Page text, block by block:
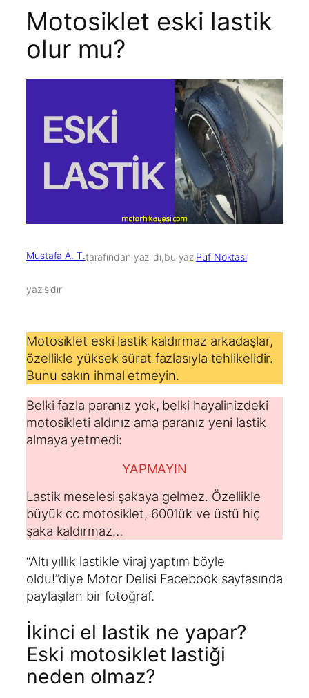
Motosiklet eski lastik
olur mu?
Mustafa A. T.tarafından yazıldı,bu yazıPüf Noktası
yazısıdır
Motosiklet eski lastik kaldırmaz arkadaşlar,
özellikle yüksek sürat fazlasıyla tehlikelidir.
Bunu sakın ihmal etmeyin.
Belki fazla paranız yok, belki hayalinizdeki
motosikleti aldınız ama paranız yeni lastik
almaya yetmedi:
YAPMAYIN
Lastik meselesi şakaya gelmez. Özellikle
büyük cc motosiklet, 600’lük ve üstü hiç
şaka kaldırmaz…
“Altı yıllık lastikle viraj yaptım böyle
oldu!”diye Motor Delisi Facebook sayfasında
paylaşılan bir fotoğraf.
İkinci el lastik ne yapar?
Eski motosiklet lastiği
neden olmaz?